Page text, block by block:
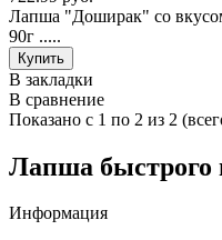
Лапша "Доширак" со
90г .....
Купить
В закладки
В сравнение
Показано с 1 по 2 из 2
Лапша быстрого
Информация